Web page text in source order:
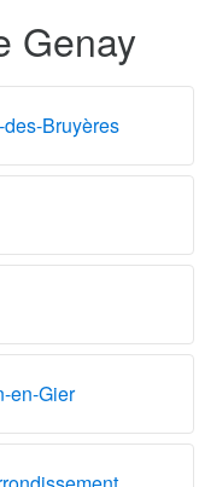
Genay
Bruyères
en-Gier